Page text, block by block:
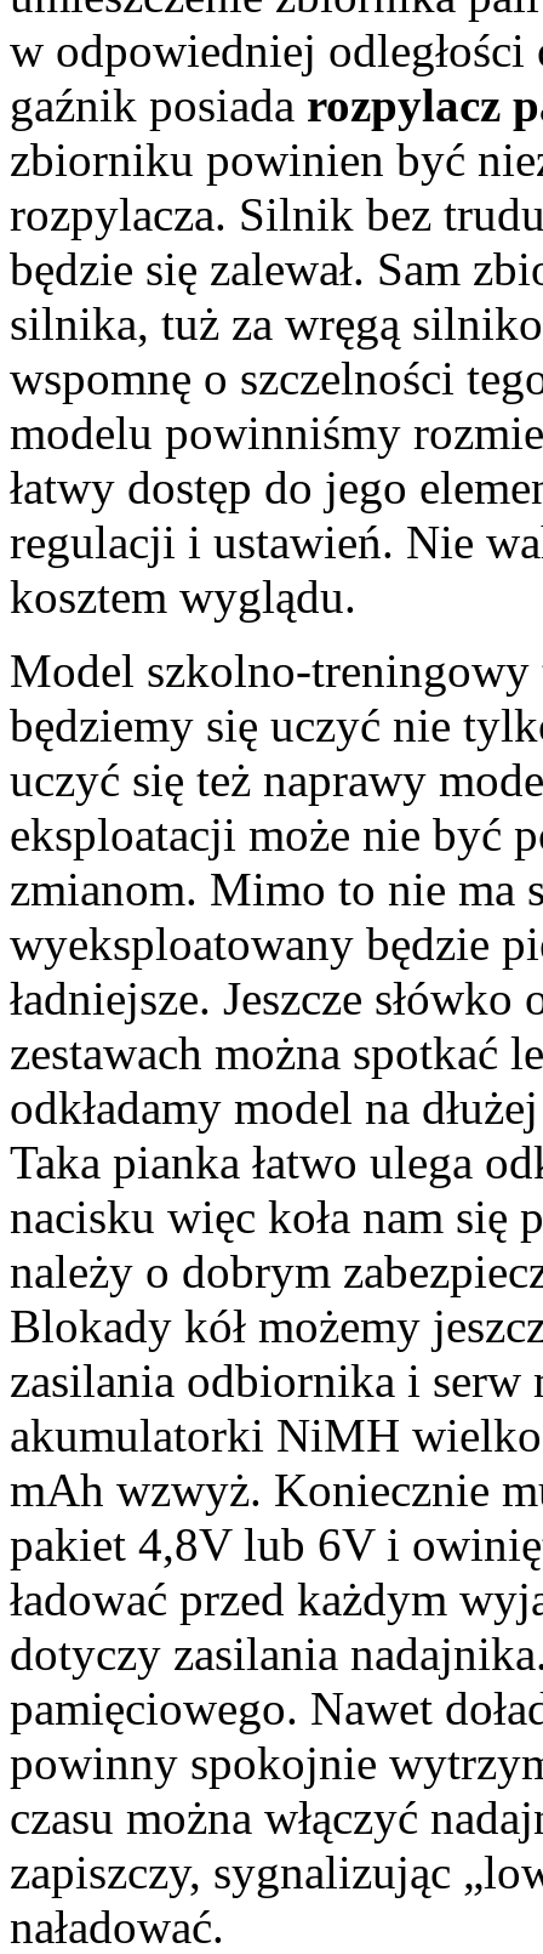
w odpowiedniej
gaźnik posiada rozpylacz
zbiorniku powinien być
rozpylacza. Silnik bez
będzie się zalewał. Sam
silnika, tuż za wręgą
wspomnę o szczelności
modelu powinniśmy
łatwy dostęp do jego
regulacji i ustawień. Nie
kosztem wyglądu.
Model szkolno-treningowy
będziemy się uczyć nie
uczyć się też naprawy
eksploatacji może nie być
zmianom. Mimo to nie ma
wyeksploatowany będzie
ładniejsze. Jeszcze
zestawach można spotkać
odkładamy model na
Taka pianka łatwo ulega
nacisku więc koła nam się
należy o dobrym
Blokady kół możemy
zasilania odbiornika i serw
akumulatorki NiMH
mAh wzwyż. Koniecznie
pakiet 4,8V lub 6V i
ładować przed każdym
dotyczy zasilania
pamięciowego. Nawet
powinny spokojnie
czasu można włączyć
zapiszczy, sygnalizując
naładować.